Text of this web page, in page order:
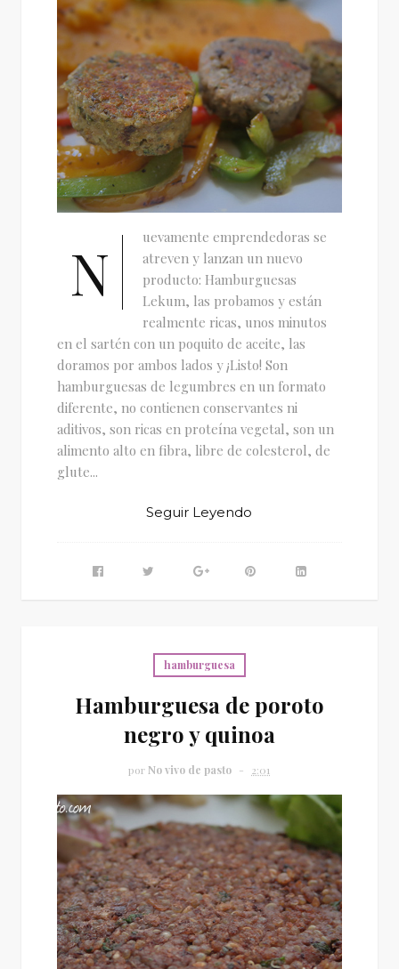
N
uevamente emprendedoras se
atreven y lanzan un nuevo
producto: Hamburguesas
Lekum, las probamos y están
realmente ricas, unos minutos
en el sartén con un poquito de aceite, las
doramos por ambos lados y ¡Listo! Son
hamburguesas de legumbres en un formato
diferente, no contienen conservantes ni
aditivos, son ricas en proteína vegetal, son un
alimento alto en fibra, libre de colesterol, de
glute...
Seguir Leyendo
hamburguesa
Hamburguesa de poroto
negro y quinoa
por No vivo de pasto 2:01